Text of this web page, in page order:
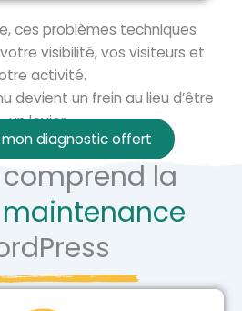
ces problèmes techniques
visibilité, vos visiteurs et
activité.
devient un frein au lieu d’être
un levier.
diagnostic offert
la
maintenance